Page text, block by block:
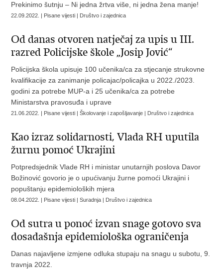
Prekinimo šutnju – Ni jedna žrtva više, ni jedna žena manje!
22.09.2022. | Pisane vijesti | Društvo i zajednica
Od danas otvoren natječaj za upis u III.
razred Policijske škole „Josip Jović“
Policijska škola upisuje 100 učenika/ca za stjecanje strukovne
kvalifikacije za zanimanje policajac/policajka u 2022./2023.
godini za potrebe MUP-a i 25 učenika/ca za potrebe
Ministarstva pravosuđa i uprave
21.06.2022. | Pisane vijesti | Školovanje i zapošljavanje | Društvo i zajednica
Kao izraz solidarnosti, Vlada RH uputila
žurnu pomoć Ukrajini
Potpredsjednik Vlade RH i ministar unutarnjih poslova Davor
Božinović govorio je o upućivanju žurne pomoći Ukrajini i
popuštanju epidemioloških mjera
08.04.2022. | Pisane vijesti | Suradnja | Društvo i zajednica
Od sutra u ponoć izvan snage gotovo sva
dosadašnja epidemiološka ograničenja
Danas najavljene izmjene odluka stupaju na snagu u subotu, 9.
travnja 2022.